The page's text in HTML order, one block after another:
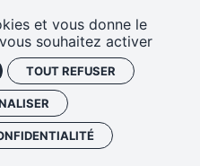
et vous donne le
souhaitez activer
TOUT REFUSER